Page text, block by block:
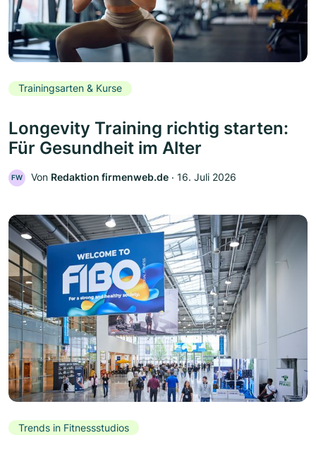
Trainingsarten & Kurse
Longevity Training richtig starten:
Für Gesundheit im Alter
FW Von Redaktion firmenweb.de ‧ 16. Juli 2026
Trends in Fitnessstudios